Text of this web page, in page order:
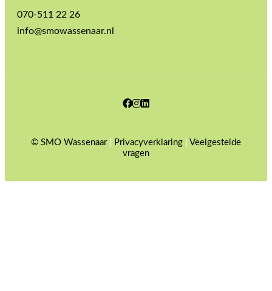
070-511 22 26
info@smowassenaar.nl
Facebook
Instagram
© SMO Wassenaar| Privacyverklaring
Veelgestelde
vragen